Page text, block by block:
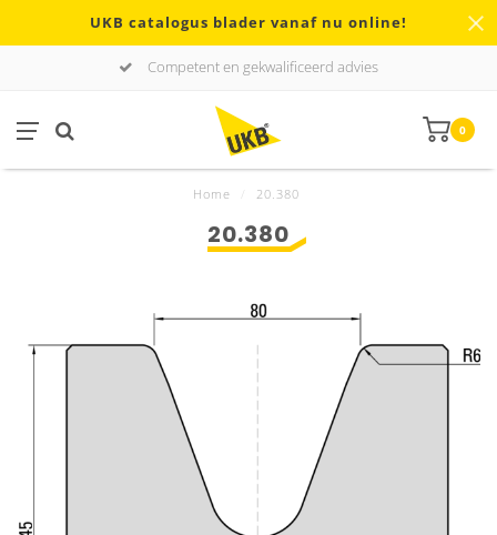
UKB catalogus blader vanaf nu online!
Competent en gekwalificeerd advies
0
Home 20.380
20.380